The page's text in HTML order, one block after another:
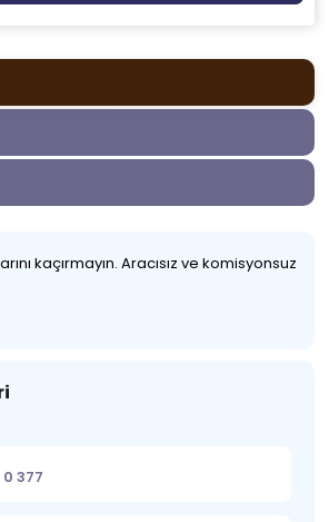
kaçırmayın. Aracısız ve komisyonsuz
377